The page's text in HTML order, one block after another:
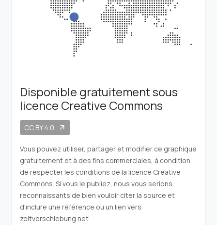
Disponible gratuitement sous
licence Creative Commons
CC BY 4.0 arrow_outward
Vous pouvez utiliser, partager et modifier ce graphique
gratuitement et à des fins commerciales, à condition
de respecter les conditions de la licence Creative
Commons. Si vous le publiez, nous vous serions
reconnaissants de bien vouloir citer la source et
d'inclure une référence ou un lien vers
zeitverschiebung.net